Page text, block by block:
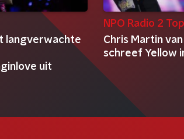
langverwachte
uit
NPO Radio 2
Chris Martin
schreef Yellow